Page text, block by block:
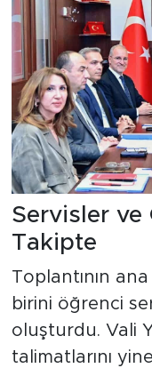
Servisler ve
Takipte
Toplantının
birini öğrenci
oluşturdu. Vali
talimatlarını